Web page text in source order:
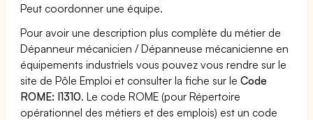
Peut coordonner une équipe.
Pour avoir une description plus complète du métier de
Dépanneur mécanicien / Dépanneuse mécanicienne en
équipements industriels vous pouvez vous rendre sur le
site de Pôle Emploi et consulter la fiche sur leCode
ROME: I1310. Le code ROME (pour Répertoire
opérationnel des métiers et des emplois) est un code